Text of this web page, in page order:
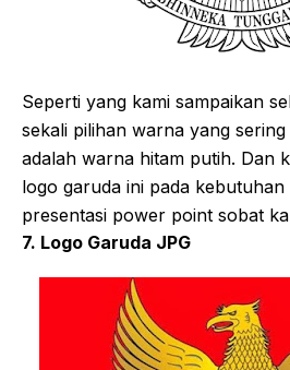
Seperti yang kami sampaikan
sekali pilihan warna yang
adalah warna hitam putih. Dan
logo garuda ini pada
presentasi power point sobat
7. Logo Garuda JPG